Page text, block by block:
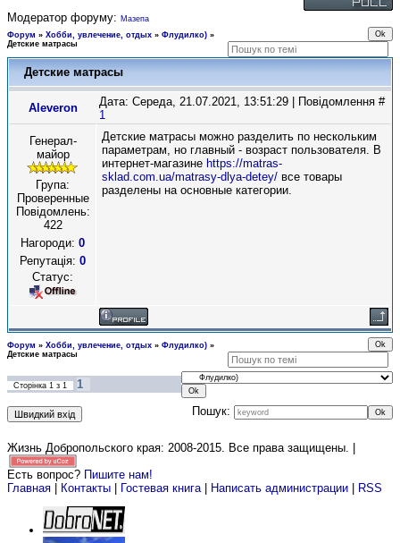
Модератор форуму: Мазепа
Форум » Хобби, увлечение, отдых » Флудилко) »
Детские матрасы
Детские матрасы
Aleveron
Дата: Середа, 21.07.2021, 13:51:29 | Повідомлення #
1
Генерал-
майор
Група:
Проверенные
Повідомлень:
422
Нагороди: 0
Репутація: 0
Статус:
Детские матрасы можно разделить по нескольким
параметрам, но главный - возраст пользователя. В
интернет-магазине https://matras-
sklad.com.ua/matrasy-dlya-detey/ все товары
разделены на основные категории.
Форум » Хобби, увлечение, отдых » Флудилко) »
Детские матрасы
Сторінка 1 з 1
1
Пошук:
Жизнь Добропольского края: 2008-2015. Все права защищены. |
Есть вопрос? Пишите нам!
Главная
Контакты Гостевая книга| Написать администрации RSS